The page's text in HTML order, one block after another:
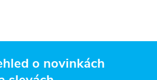
o novinkách